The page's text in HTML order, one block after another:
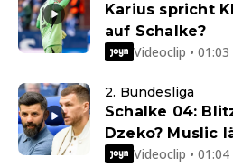
Karius spricht
auf Schalke?
Videoclip •
2. Bundesliga
Schalke 04:
Dzeko? Muslic
Videoclip •